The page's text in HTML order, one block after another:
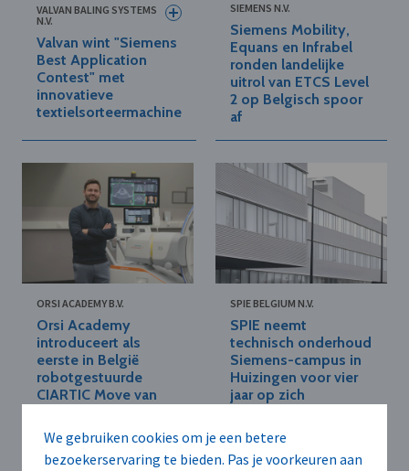
We gebruiken cookies om je een betere
bezoekerservaring te bieden. Pas je voorkeuren aan
VALVAN BALING SYSTEMS
N.V.
Valvan wint "Siemens
Best Application
Contest" met
innovatieve
textielsorteermachine
SIEMENS N.V.
Siemens Mobility,
Equans en Infrabel
ronden landelijke
uitrol van ETCS Level
2 op Belgisch spoor
af
ORSI ACADEMY B.V.
Orsi Academy
introduceert als
eerste in België
robotgestuurde
CIARTIC Move van
Healthineers
SPIE BELGIUM N.V.
SPIE neemt
technisch onderhoud
Siemens-campus in
Huizingen voor vier
jaar op zich